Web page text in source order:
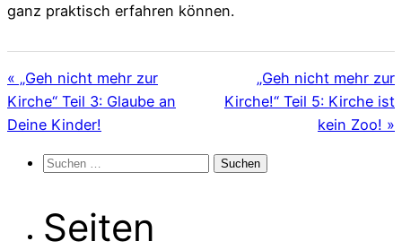
ganz praktisch erfahren können.
« „Geh nicht mehr zur
Kirche“ Teil 3: Glaube an
Deine Kinder!
„Geh nicht mehr zur
Kirche!“ Teil 5: Kirche ist
kein Zoo! »
Suchen
Seiten